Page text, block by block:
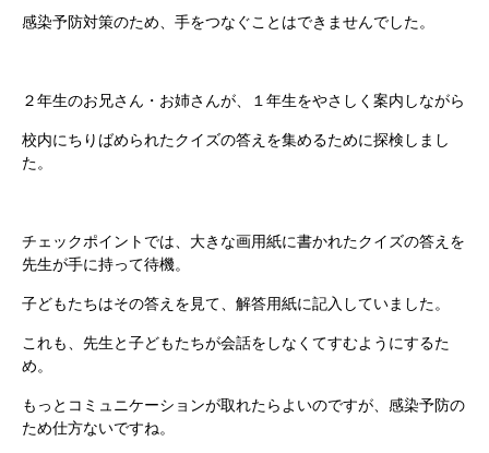
感染予防対策のため、手をつなぐことはできませんでした。
２年生のお兄さん・お姉さんが、１年生をやさしく案内しながら
校内にちりばめられたクイズの答えを集めるために探検しまし
た。
チェックポイントでは、大きな画用紙に書かれたクイズの答えを
先生が手に持って待機。
子どもたちはその答えを見て、解答用紙に記入していました。
これも、先生と子どもたちが会話をしなくてすむようにするた
め。
もっとコミュニケーションが取れたらよいのですが、感染予防の
ため仕方ないですね。